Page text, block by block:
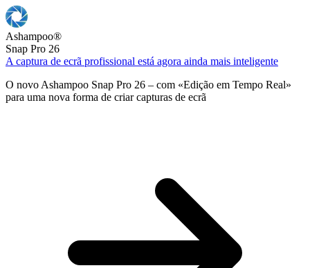
Ashampoo®
Snap Pro 26
A captura de ecrã profissional está agora ainda mais inteligente
O novo Ashampoo Snap Pro 26 – com «Edição em Tempo Real»
para uma nova forma de criar capturas de ecrã